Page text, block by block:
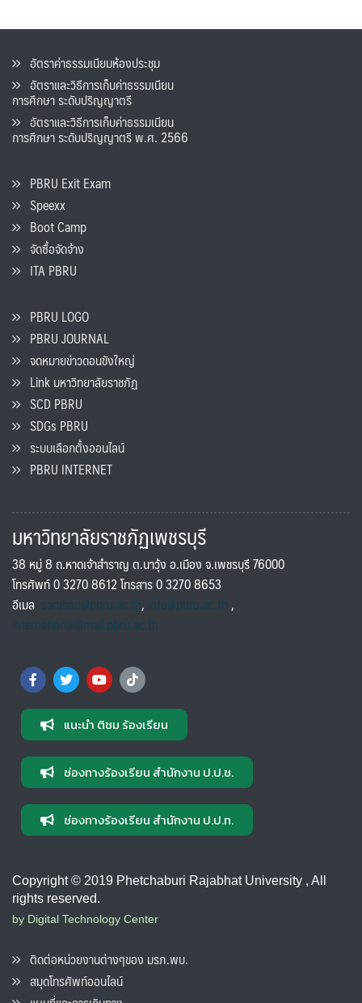
อัตราค่าธรรมเนียมห้องประชุม
อัตราและวิธีการเก็บค่าธรรมเนียน
การศึกษา ระดับปริญญาตรี
อัตราและวิธีการเก็บค่าธรรมเนียน
การศึกษา ระดับปริญญาตรี พ.ศ. 2566
PBRU Exit Exam
Speexx
Boot Camp
จัดซื้อจัดจ้าง
ITA PBRU
PBRU LOGO
PBRU JOURNAL
จดหมายข่าวดอนขังใหญ่
Link มหาวิทยาลัยราชภัฏ
SCD PBRU
SDGs PBRU
ระบบเลือกตั้งออนไลน์
PBRU INTERNET
มหาวิทยาลัยราชภัฏเพชรบุรี
38 หมู่ 8 ถ.หาดเจ้าสำราญ ต.นาวุ้ง อ.เมือง จ.เพชรบุรี 76000
โทรศัพท์ 0 3270 8612 โทรสาร 0 3270 8653
อีเมล saraban@pbru.ac.th, info@pbru.ac.th,
international@mail.pbru.ac.th
แนะนำ ติชม ร้องเรียน
ช่องทางร้องเรียน สำนักงาน ป.ป.ช.
ช่องทางร้องเรียน สำนักงาน ป.ป.ท.
Copyright © 2019 Phetchaburi Rajabhat University , All
rights reserved.
by Digital Technology Center
ติดต่อหน่วยงานต่างๆของ มรภ.พบ.
สมุดโทรศัพท์ออนไลน์